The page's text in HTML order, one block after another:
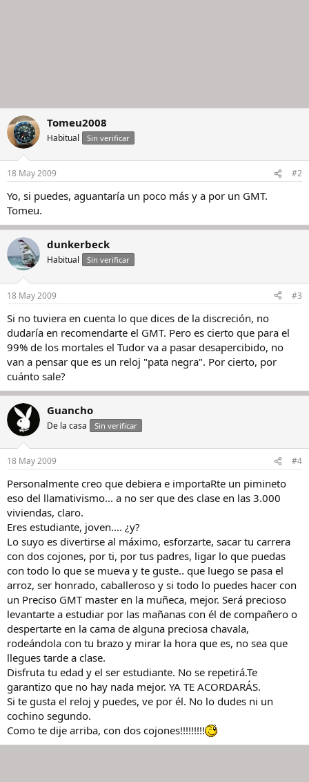
Tomeu2008
Habitual Sin verificar
18 May 2009 #2
Yo, si puedes, aguantaría un poco más y a por un GMT.
Tomeu.
dunkerbeck
Habitual Sin verificar
18 May 2009 #3
Si no tuviera en cuenta lo que dices de la discreción, no
dudaría en recomendarte el GMT. Pero es cierto que para el
99% de los mortales el Tudor va a pasar desapercibido, no
van a pensar que es un reloj "pata negra". Por cierto, por
cuánto sale?
Guancho
De la casa Sin verificar
18 May 2009 #4
Personalmente creo que debiera e importaRte un pimineto
eso del llamativismo... a no ser que des clase en las 3.000
viviendas, claro.
Eres estudiante, joven.... ¿y?
Lo suyo es divertirse al máximo, esforzarte, sacar tu carrera
con dos cojones, por ti, por tus padres, ligar lo que puedas
con todo lo que se mueva y te guste.. que luego se pasa el
arroz, ser honrado, caballeroso y si todo lo puedes hacer con
un Preciso GMT master en la muñeca, mejor. Será precioso
levantarte a estudiar por las mañanas con él de compañero o
despertarte en la cama de alguna preciosa chavala,
rodeándola con tu brazo y mirar la hora que es, no sea que
llegues tarde a clase.
Disfruta tu edad y el ser estudiante. No se repetirá.Te
garantizo que no hay nada mejor. YA TE ACORDARÁS.
Si te gusta el reloj y puedes, ve por él. No lo dudes ni un
cochino segundo.
Como te dije arriba, con dos cojones!!!!!!!!!